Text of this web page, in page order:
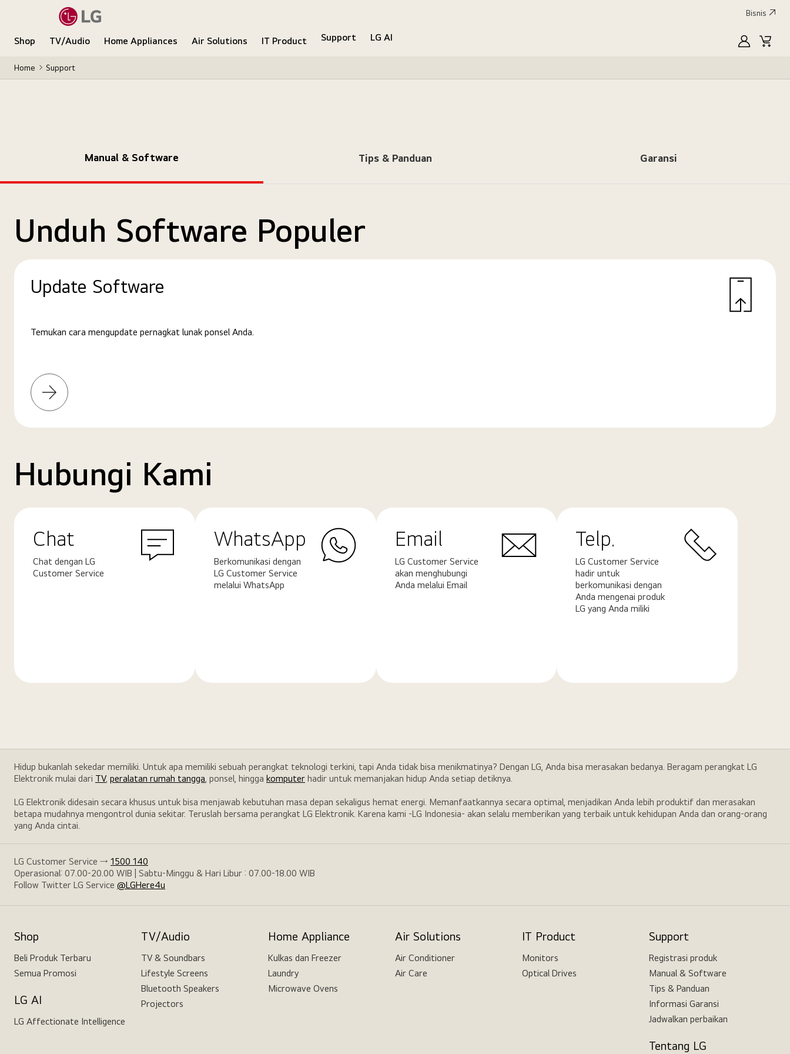
Bisnis
Shop TV/Audio Home Appliances Air Solutions IT Product Support
LG AI
MyLG
Home Support
Manual & Software Tips & Panduan Garansi
Unduh Software Populer
Update Software
Temukan cara mengupdate pernagkat lunak ponsel Anda.
Pelajari
selengkapnya
Hubungi Kami
Chat
Chat dengan LG
Customer Service
WhatsApp
Berkomunikasi dengan
LG Customer Service
melalui WhatsApp
Email
LG Customer Service
akan menghubungi
Anda melalui Email
Telp.
LG Customer Service
hadir untuk
berkomunikasi dengan
Anda mengenai produk
LG yang Anda miliki
Hidup bukanlah sekedar memiliki. Untuk apa memiliki sebuah perangkat teknologi terkini, tapi Anda tidak bisa menikmatinya? Dengan LG, Anda bisa merasakan bedanya. Beragam perangkat LG
Elektronik mulai dari TV, peralatan rumah tangga, ponsel, hingga komputer hadir untuk memanjakan hidup Anda setiap detiknya.
LG Elektronik didesain secara khusus untuk bisa menjawab kebutuhan masa depan sekaligus hemat energi. Memanfaatkannya secara optimal, menjadikan Anda lebih produktif dan merasakan
betapa mudahnya mengontrol dunia sekitar. Teruslah bersama perangkat LG Elektronik. Karena kami -LG Indonesia- akan selalu memberikan yang terbaik untuk kehidupan Anda dan orang-orang
yang Anda cintai.
LG Customer Service → 1500 140
Operasional: 07.00-20.00 WIB | Sabtu-Minggu & Hari Libur : 07.00-18.00 WIB
Follow Twitter LG Service @LGHere4u
Shop
Beli Produk Terbaru
Semua Promosi
LG AI
LG Affectionate Intelligence
TV/Audio
TV & Soundbars
Lifestyle Screens
Bluetooth Speakers
Projectors
Home Appliance
Kulkas dan Freezer
Laundry
Microwave Ovens
Air Solutions
Air Conditioner
Air Care
IT Product
Monitors
Optical Drives
Support
Registrasi produk
Manual & Software
Tips & Panduan
Informasi Garansi
Jadwalkan perbaikan
Tentang LG